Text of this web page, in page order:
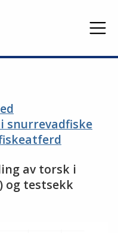
snurrevadfiske
av torsk i
og testsekk